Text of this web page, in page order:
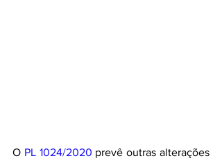
O PL 1024/2020 prevê outras alterações